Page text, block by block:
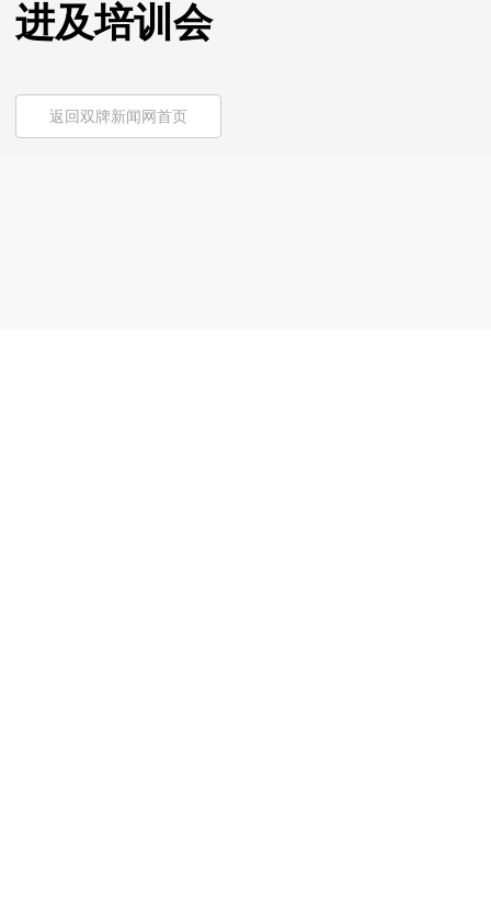
进及培训会
返回双牌新闻网首页